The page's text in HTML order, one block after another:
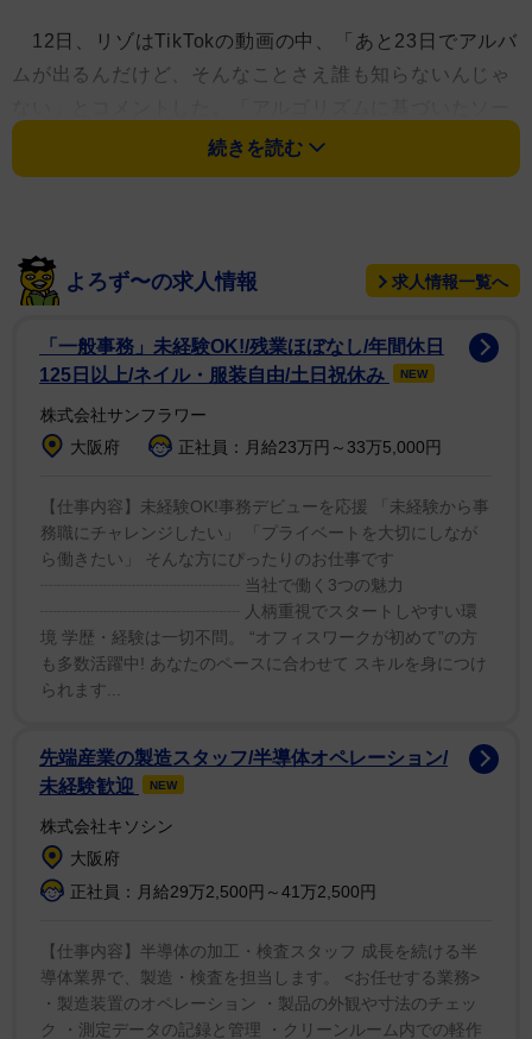
12日、リゾはTikTokの動画の中、「あと23日でアルバ
ムが出るんだけど、そんなことさえ誰も知らないんじゃ
シャルメディアの機能は今、音楽業界を破滅させてる」
「音楽業界というのは、ミュージック文化や発売中の良
楽を売って利益を得ることのできる業界自体のこと」
「だって、もしアルゴリズムが、実際の出来事の時系列
を無視してバラバラに情報を出してくるような状態な
ら、一般の人たちは音楽がいつ本当にリリースされるの
か全く分からなくなる」と続けた。
一方で、ネットでのマーケティングが主流となっている
今、正確にリリース日を宣伝することが難しいと話して
いる。
続きを読む
よろず〜の求人情報 求人情報一覧へ
「一般事務」未経験OK!/残業ほぼなし/年間休日
125日以上/ネイル・服装自由/土日祝休み
NEW
株式会社サンフラワー
大阪府
正社員：月給23万円～33万5,000円
【仕事内容】未経験OK!事務デビューを応援 「未経験から事
務職にチャレンジしたい」 「プライベートを大切にしなが
ら働きたい」 そんな方にぴったりのお仕事です
┈┈┈┈┈┈┈┈┈┈┈┈ 当社で働く3つの魅力
┈┈┈┈┈┈┈┈┈┈┈┈ 人柄重視でスタートしやすい環
境 学歴・経験は一切不問。 “オフィスワークが初めて”の方
も多数活躍中! あなたのペースに合わせて スキルを身につけ
られます...
先端産業の製造スタッフ/半導体オペレーション/
未経験歓迎
NEW
株式会社キソシン
大阪府
正社員：月給29万2,500円～41万2,500円
【仕事内容】半導体の加工・検査スタッフ 成長を続ける半
導体業界で、製造・検査を担当します。 <お任せする業務>
・製造装置のオペレーション ・製品の外観や寸法のチェッ
ク ・測定データの記録と管理 ・クリーンルーム内での軽作